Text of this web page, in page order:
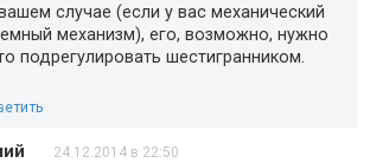
случае (если у вас механический
механизм), его, возможно, нужно
подрегулировать шестигранником.
24.12.2014 в 22:50